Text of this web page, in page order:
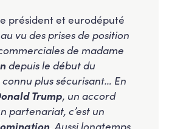
président et eurodéputé
vu des prises de position
de madame
depuis le début du
plus sécurisant… En
Trump, un accord
partenariat, c’est un
. Aussi longtemps